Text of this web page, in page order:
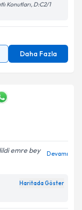
Konutları, D:C2/1
Daha Fazla
emre bey
Devamı
Haritada Göster